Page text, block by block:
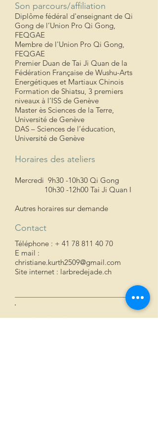
Son parcours/affiliation
Diplôme fédéral d'enseignant de Qi
Gong de l’Union Pro Qi Gong,
FEQGAE
Membre de l'Union Pro Qi Gong,
FEQGAE
Premier Duan de Tai Ji Quan de la
Fédération Française de Wushu-Arts
Energétiques et Martiaux Chinois
Formation de Shiatsu, 3 premiers
niveaux à l’ISS de Genève
Master ès Sciences de la Terre,
Université de Genève
DAS – Sciences de l’éducation,
Université de Genève
Horaires des ateliers
Mercredi 9h30 -10h30 Qi Gong
10h30 -12h00 Tai Ji Quan I
Autres horaires sur demande
Contact
Téléphone : + 41 78 811 40 70
E mail :
christiane.kurth2509@gmail.com
Site internet : larbredejade.ch
Ateliers de Méditation